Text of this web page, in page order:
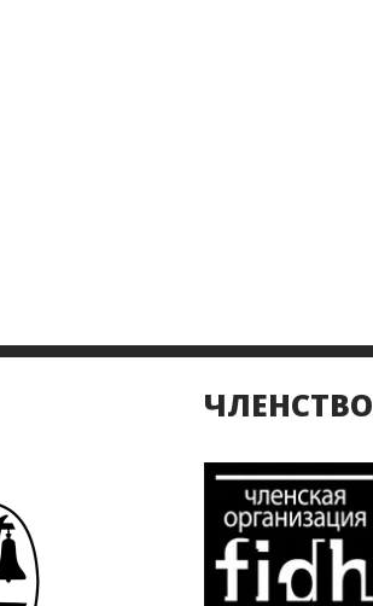
ЧЛЕНСТВО